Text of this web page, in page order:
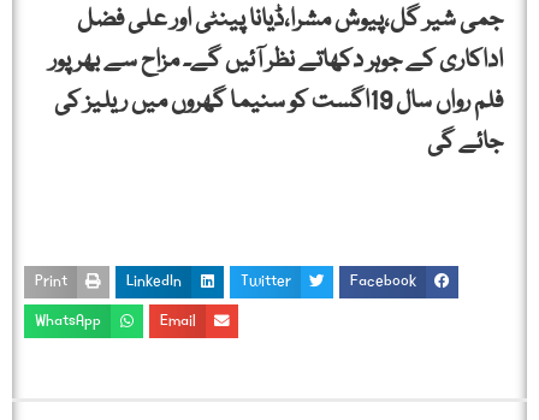
جمی شیر گل،پیوش مشرا،ڈیانا پینٹی اور علی فضل
اداکاری کے جوہر دکھاتے نظر آئیں گے۔ مزاح سے بھرپور
فلم رواں سال 19اگست کو سنیما گھروں میں ریلیز کی
جائے گی
Facebook
Twitter
LinkedIn
Print
Email
WhatsApp